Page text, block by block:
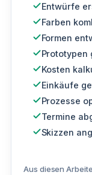
Entwürfe
Farben
Formen
Prototypen
Kosten
Einkäufe
Prozesse
Termine
Skizzen
Aus diesen